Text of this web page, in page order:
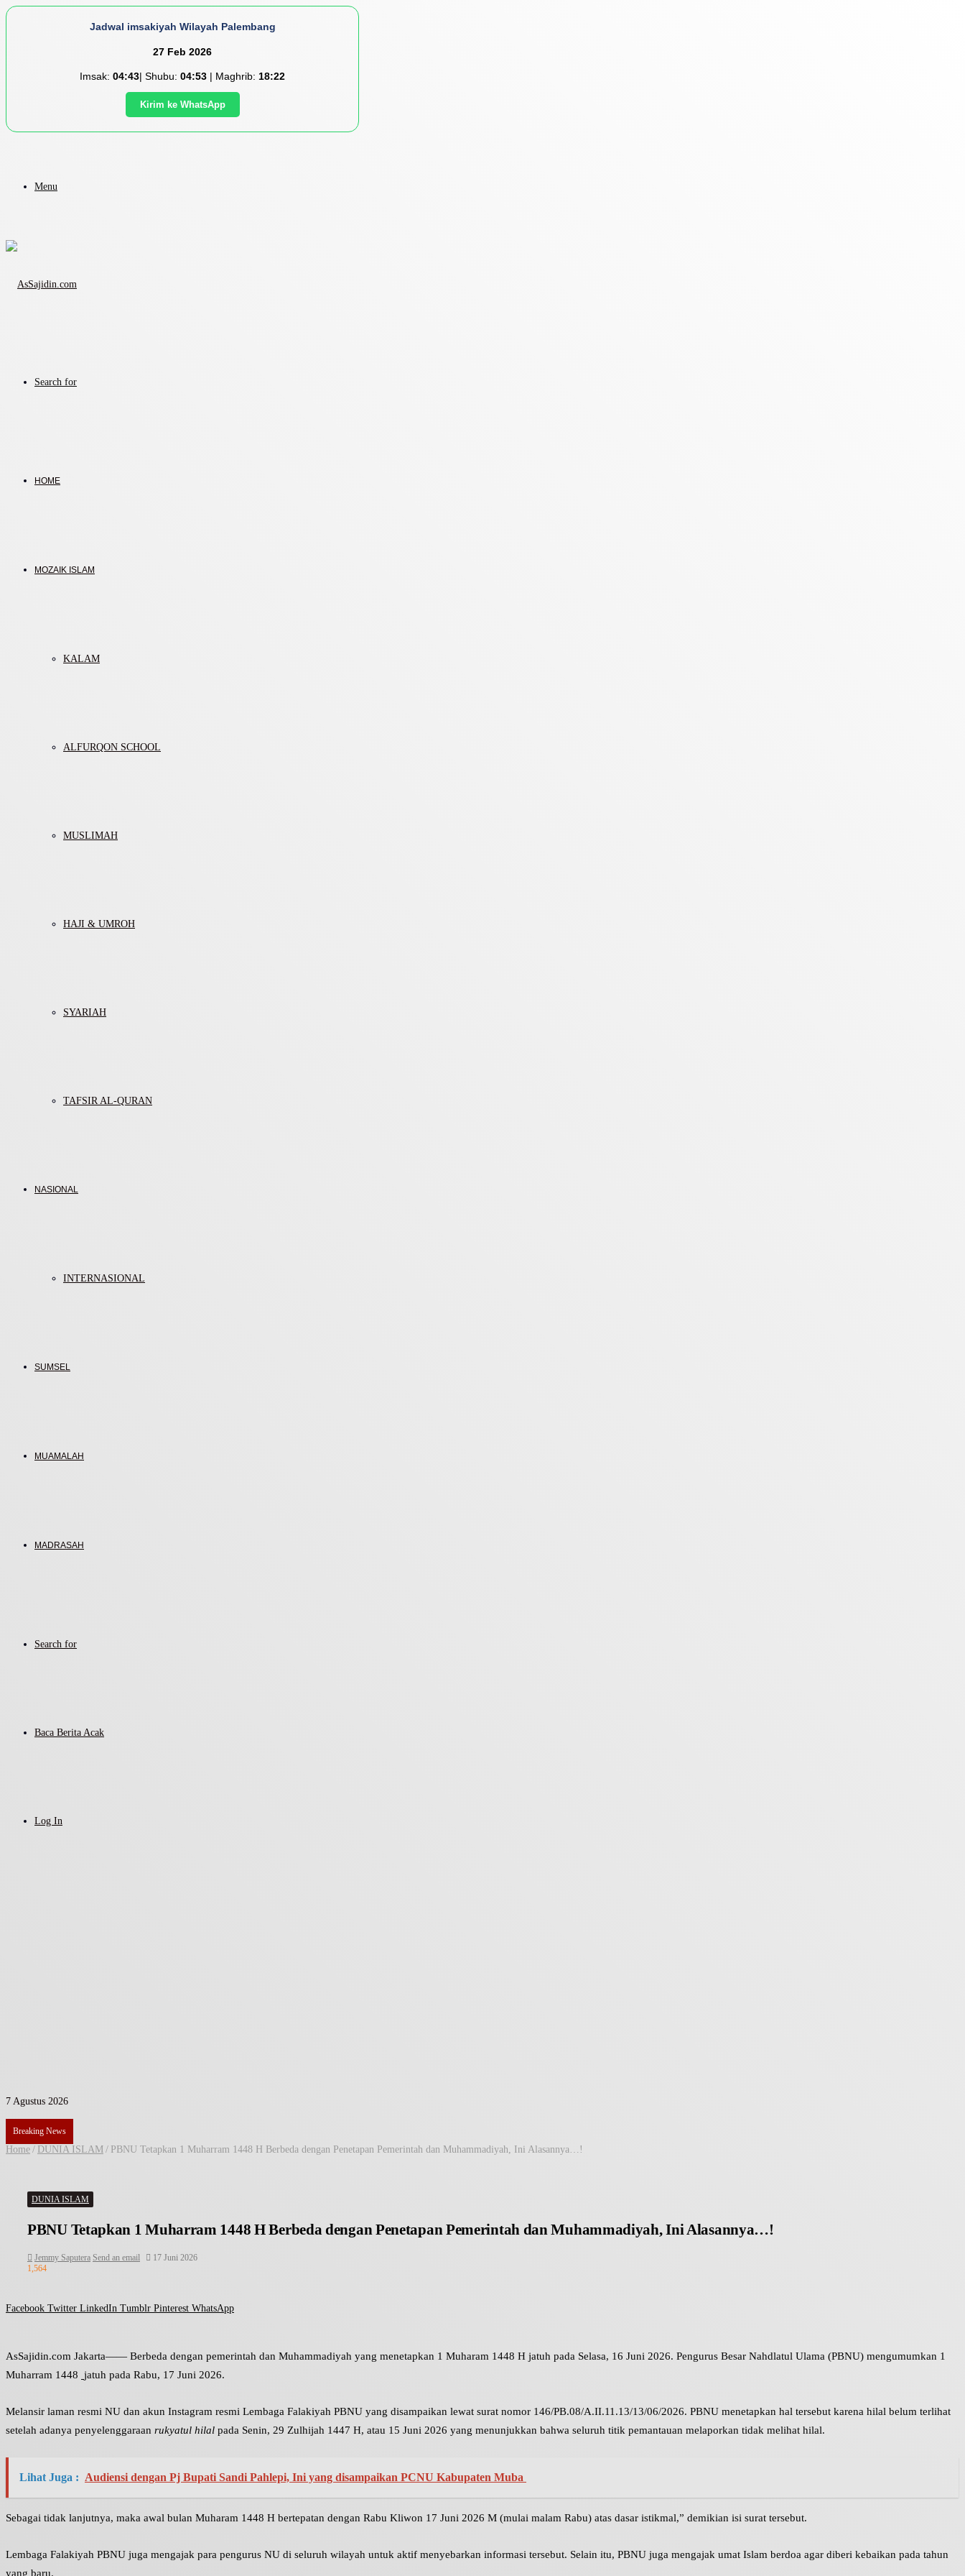
Jadwal imsakiyah Wilayah Palembang
27 Feb 2026
Imsak: 04:43| Shubu: 04:53 | Maghrib: 18:22
Kirim ke WhatsApp
Menu
Search for
HOME
MOZAIK ISLAM
KALAM
ALFURQON SCHOOL
MUSLIMAH
HAJI & UMROH
SYARIAH
TAFSIR AL-QURAN
NASIONAL
INTERNASIONAL
SUMSEL
MUAMALAH
MADRASAH
Search for
Baca Berita Acak
Log In
7 Agustus 2026
Breaking News
Home / DUNIA ISLAM / PBNU Tetapkan 1 Muharram 1448 H Berbeda dengan Penetapan Pemerintah dan Muhammadiyah, Ini Alasannya…!
DUNIA ISLAM
PBNU Tetapkan 1 Muharram 1448 H Berbeda dengan Penetapan Pemerintah dan Muhammadiyah, Ini Alasannya…!
Jemmy Saputera Send an email
17 Juni 2026
1,564
Facebook Twitter LinkedIn Tumblr Pinterest WhatsApp
AsSajidin.com Jakarta—— Berbeda dengan pemerintah dan Muhammadiyah yang menetapkan 1 Muharam 1448 H jatuh pada Selasa, 16 Juni 2026. Pengurus Besar Nahdlatul Ulama (PBNU) mengumumkan 1
Muharram 1448 jatuh pada Rabu, 17 Juni 2026.
Melansir laman resmi NU dan akun Instagram resmi Lembaga Falakiyah PBNU yang disampaikan lewat surat nomor 146/PB.08/A.II.11.13/13/06/2026. PBNU menetapkan hal tersebut karena hilal belum terlihat
setelah adanya penyelenggaraan rukyatul hilal pada Senin, 29 Zulhijah 1447 H, atau 15 Juni 2026 yang menunjukkan bahwa seluruh titik pemantauan melaporkan tidak melihat hilal.
Lihat Juga : Audiensi dengan Pj Bupati Sandi Pahlepi, Ini yang disampaikan PCNU Kabupaten Muba
Sebagai tidak lanjutnya, maka awal bulan Muharam 1448 H bertepatan dengan Rabu Kliwon 17 Juni 2026 M (mulai malam Rabu) atas dasar istikmal,” demikian isi surat tersebut.
Lembaga Falakiyah PBNU juga mengajak para pengurus NU di seluruh wilayah untuk aktif menyebarkan informasi tersebut. Selain itu, PBNU juga mengajak umat Islam berdoa agar diberi kebaikan pada tahun
yang baru.